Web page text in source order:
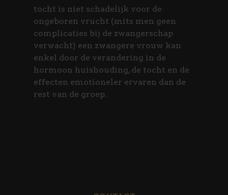
tocht is niet schadelijk voor de
ongeboren vrucht (mits men geen
complicaties bij de zwangerschap
verwacht) een zwangere vrouw kan
enkel door de verandering in de
hormoon huishouding, de tocht en de
effecten emotioneler ervaren dan de
rest van de groep.